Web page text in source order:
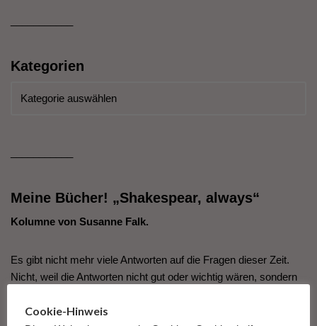
Kategorien
Meine Bücher! „Shakespear, always“
Kolumne von Susanne Falk.
Es gibt nicht mehr viele Antworten auf die Fragen dieser Zeit.
Nicht, weil die Antworten nicht gut oder wichtig wären, sondern
erscheinen, dass wir den Antworten darauf nicht mehr
Cookie-Hinweis